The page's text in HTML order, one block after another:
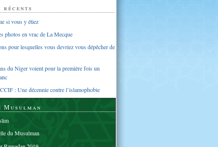
si vous y étiez
photos en vrac de La Mecque
pour lesquelles vous devriez vous dépêcher de
du Niger voient pour la première fois un
: Une décennie contre l’islamophobie
Musulman
du Musulman